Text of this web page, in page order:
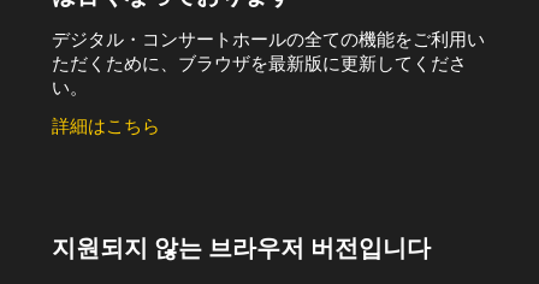
デジタル・コンサートホールの全ての機能をご利用い
ただくために、ブラウザを最新版に更新してくださ
い。
詳細はこちら
지원되지 않는 브라우저 버전입니다